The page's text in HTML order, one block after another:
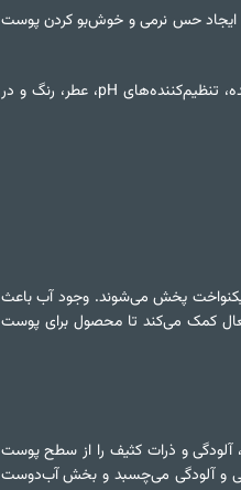
ایجاد حس نرمی و خوش‌بو کردن پوست
یک فرمول استاندارد مایع دست شویی معمولاً شامل آب، مواد فعال سطحی، مرطوب‌کننده‌ها، غلظت‌دهنده‌ها، مواد نگهدارنده، تنظیم‌کننده‌های pH، عطر، رنگ و در
یکنواخت پخش می‌شوند. وجود آب باعث
کمک می‌کند تا محصول برای پوست
آلودگی و ذرات کثیف را از سطح پوست
آلودگی می‌چسبد و بخش آب‌دوست